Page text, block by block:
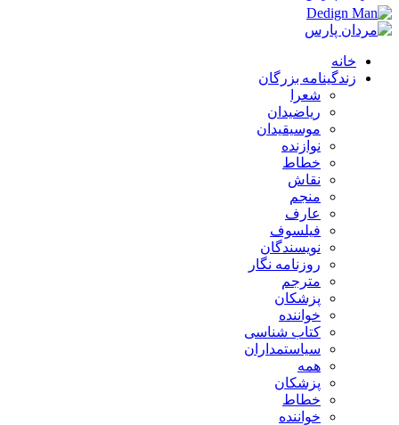
خانه
زندگینامه بزرگان
شعرا
ریاضیدان
موسیقیدان
نوازنده
خطاط
نقاش
منجم
عارف
فیلسوف
نویسندگان
روزنامه نگار
مترجم
پزشکان
خواننده
کتاب شناسی
سیاستمداران
همه
پزشکان
خطاط
خواننده